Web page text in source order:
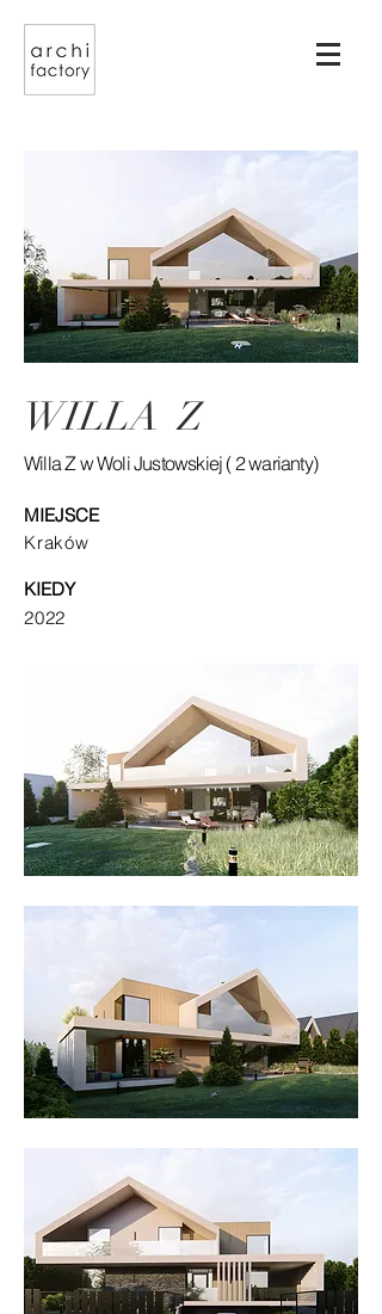
WILLA Z
Willa Z w Woli Justowskiej ( 2 warianty)
MIEJSCE
Kraków
KIEDY
2022